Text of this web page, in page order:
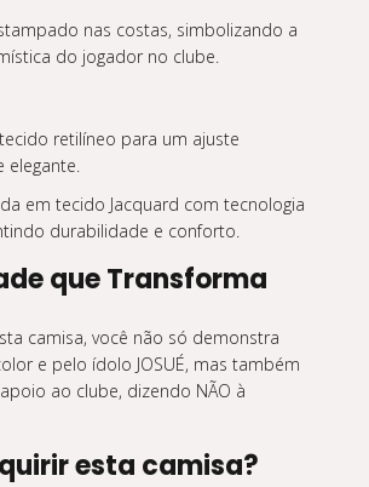
nas costas, simbolizando a
do jogador no clube.
retilíneo para um ajuste
elegante.
em tecido Jacquard com tecnologia
durabilidade e conforto.
que Transforma
camisa, você não só demonstra
e pelo ídolo JOSUÉ, mas também
ao clube, dizendo NÃO à
esta camisa?